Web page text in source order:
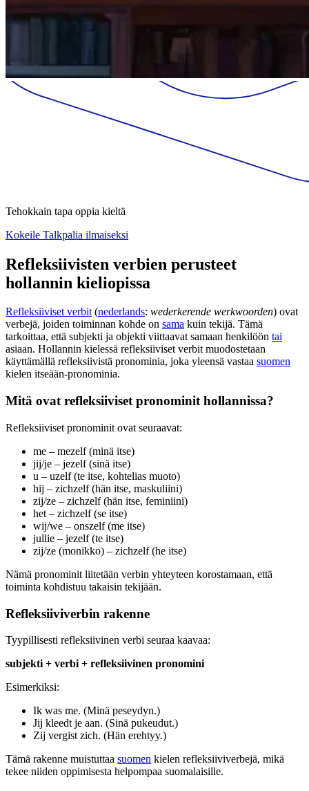
Tehokkain tapa oppia kieltä
Kokeile Talkpalia ilmaiseksi
Refleksiivisten verbien perusteet
hollannin kieliopissa
Refleksiiviset verbit(nederlands: wederkerende werkwoorden) ovat
verbejä, joiden toiminnan kohde on sama kuin tekijä. Tämä
tarkoittaa, että subjekti ja objekti viittaavat samaan henkilöön tai
asiaan. Hollannin kielessä refleksiiviset verbit muodostetaan
käyttämällä refleksiivistä pronominia, joka yleensä vastaa suomen
kielen itseään-pronominia.
Mitä ovat refleksiiviset pronominit hollannissa?
Refleksiiviset pronominit ovat seuraavat:
me – mezelf (minä itse)
jij/je – jezelf (sinä itse)
u – uzelf (te itse, kohtelias muoto)
hij – zichzelf (hän itse, maskuliini)
zij/ze – zichzelf (hän itse, feminiini)
het – zichzelf (se itse)
wij/we – onszelf (me itse)
jullie – jezelf (te itse)
zij/ze (monikko) – zichzelf (he itse)
Nämä pronominit liitetään verbin yhteyteen korostamaan, että
toiminta kohdistuu takaisin tekijään.
Refleksiiviverbin rakenne
Tyypillisesti refleksiivinen verbi seuraa kaavaa:
subjekti + verbi + refleksiivinen pronomini
Esimerkiksi:
Ik was me. (Minä peseydyn.)
Jij kleedt je aan. (Sinä pukeudut.)
Zij vergist zich. (Hän erehtyy.)
Tämä rakenne muistuttaa suomen kielen refleksiiviverbejä, mikä
tekee niiden oppimisesta helpompaa suomalaisille.